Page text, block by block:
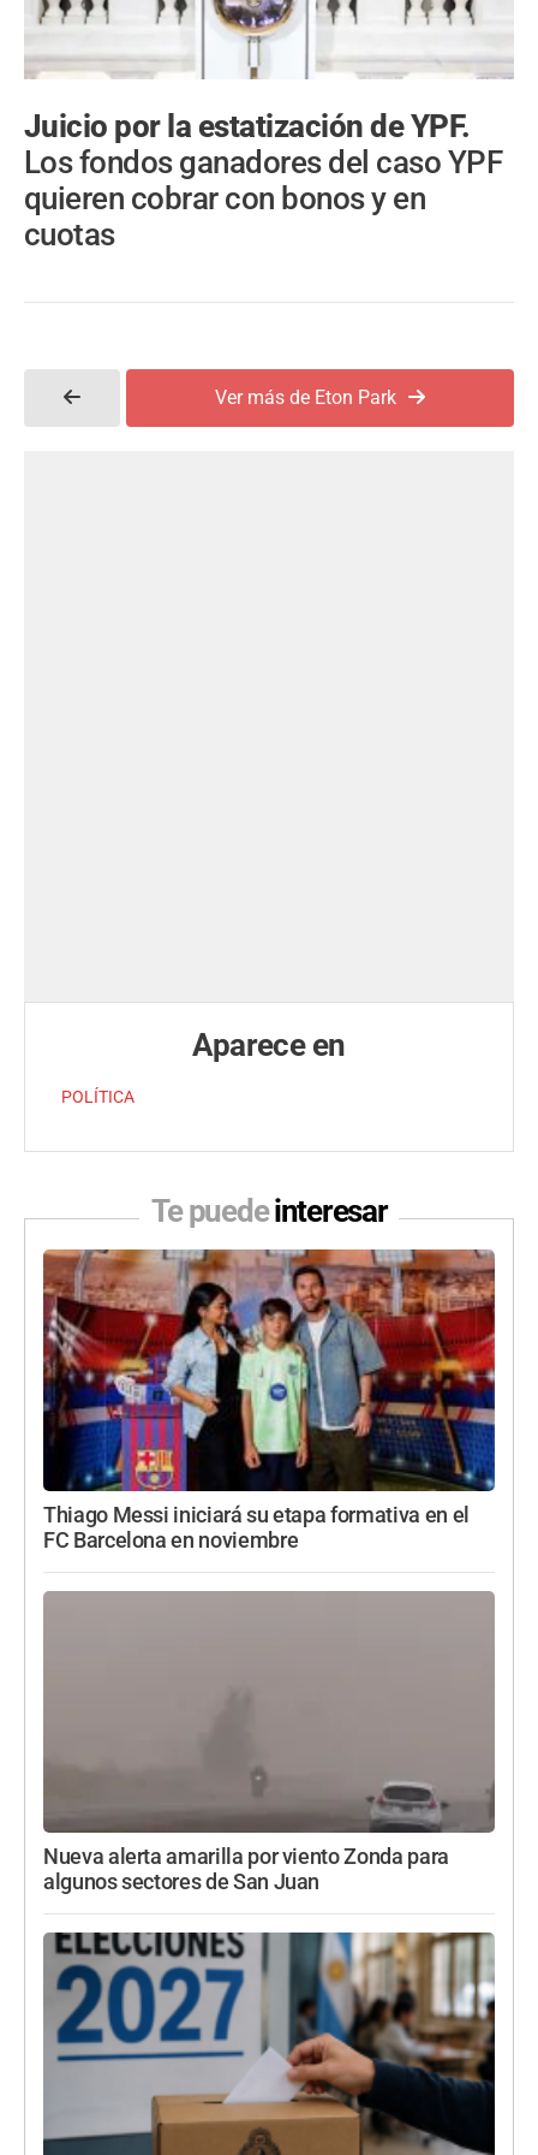
Juicio por la estatización de YPF.
Los fondos ganadores del caso YPF
quieren cobrar con bonos y en
cuotas
Ver más de Eton Park
Aparece en
POLÍTICA
Te puedeinteresar
Thiago Messi iniciará su etapa formativa en el
FC Barcelona en noviembre
Nueva alerta amarilla por viento Zonda para
algunos sectores de San Juan